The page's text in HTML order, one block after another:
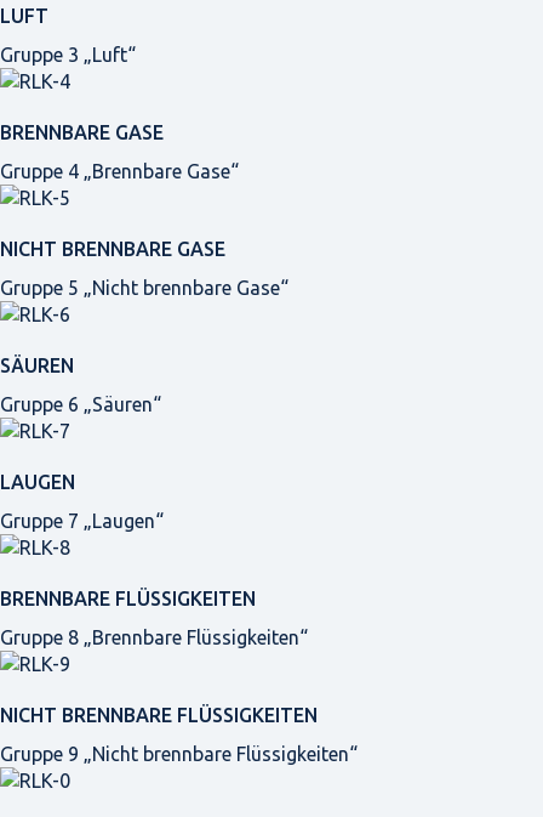
LUFT
Gruppe 3 „Luft“
BRENNBARE GASE
Gruppe 4 „Brennbare Gase“
NICHT BRENNBARE GASE
Gruppe 5 „Nicht brennbare Gase“
SÄUREN
Gruppe 6 „Säuren“
LAUGEN
Gruppe 7 „Laugen“
BRENNBARE FLÜSSIGKEITEN
Gruppe 8 „Brennbare Flüssigkeiten“
NICHT BRENNBARE FLÜSSIGKEITEN
Gruppe 9 „Nicht brennbare Flüssigkeiten“